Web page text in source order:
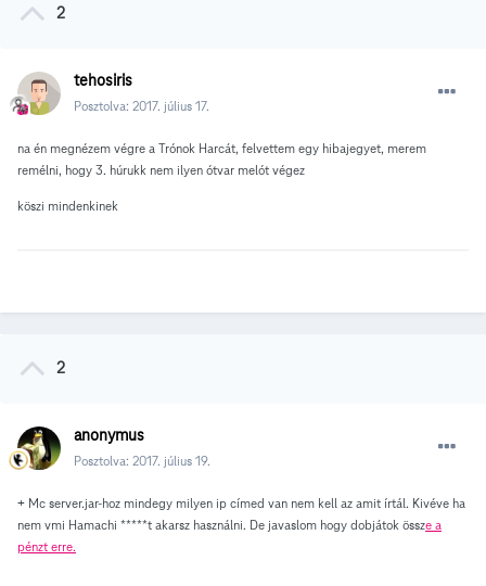
2
tehosiris
Posztolva: 2017. július 17.
na én megnézem végre a Trónok Harcát, felvettem egy hibajegyet, merem
remélni, hogy 3. húrukk nem ilyen ótvar melót végez
köszi mindenkinek
2
anonymus
Posztolva: 2017. július 19.
+ Mc server.jar-hoz mindegy milyen ip címed van nem kell az amit írtál. Kivéve ha
nem vmi Hamachi *****t akarsz használni. De javaslom hogy dobjátok össze a
pénzt erre.